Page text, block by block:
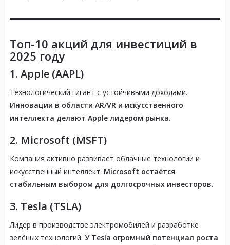
Топ-10 акций для инвестиций в
2025 году
1. Apple (AAPL)
Технологический гигант с устойчивыми доходами.
Инновации в области AR/VR и искусственного
интеллекта делают Apple лидером рынка.
2. Microsoft (MSFT)
Компания активно развивает облачные технологии и
искусственный интеллект. Microsoft остаётся
стабильным выбором для долгосрочных инвесторов.
3. Tesla (TSLA)
Лидер в производстве электромобилей и разработке
зелёных технологий. У Tesla огромный потенциал роста